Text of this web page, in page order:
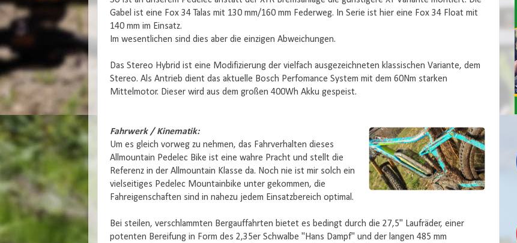
Gabel ist eine Fox 34 Talas mit 130 mm/160 mm Federweg. In Serie ist hier eine Fox 34 Float mit
140 mm im Einsatz.
Im wesentlichen sind dies aber die einzigen Abweichungen.
Das Stereo Hybrid ist eine Modifizierung der vielfach ausgezeichneten klassischen Variante, dem
Stereo. Als Antrieb dient das aktuelle Bosch Perfomance System mit dem 60Nm starken
Mittelmotor. Dieser wird aus dem großen 400Wh Akku gespeist.
Fahrwerk / Kinematik:
Um es gleich vorweg zu nehmen, das Fahrverhalten dieses
Allmountain Pedelec Bike ist eine wahre Pracht und stellt die
Referenz in der Allmountain Klasse da. Noch nie ist mir solch ein
vielseitiges Pedelec Mountainbike unter gekommen, die
Fahreigenschaften sind in nahezu jedem Einsatzbereich optimal.
Bei steilen, verschlammten Bergauffahrten bietet es bedingt durch die 27,5" Laufräder, einer
potenten Bereifung in Form des 2,35er Schwalbe "Hans Dampf" und der langen 485 mm